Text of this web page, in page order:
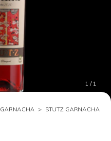
1 / 1
GARNACHA > STUTZ GARNACHA